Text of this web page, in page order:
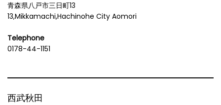
青森県八戸市三日町13
13,Mikkamachi,Hachinohe City Aomori
Telephone
0178-44-1151
西武秋田